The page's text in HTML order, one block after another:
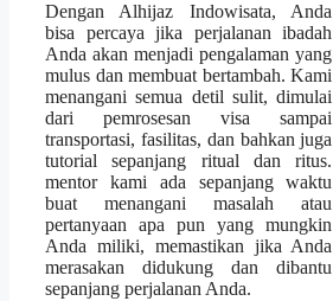
Dengan Alhijaz Indowisata, Anda
bisa percaya jika perjalanan ibadah
Anda akan menjadi pengalaman yang
mulus dan membuat bertambah. Kami
menangani semua detil sulit, dimulai
dari pemrosesan visa sampai
transportasi, fasilitas, dan bahkan juga
tutorial sepanjang ritual dan ritus.
mentor kami ada sepanjang waktu
buat menangani masalah atau
pertanyaan apa pun yang mungkin
Anda miliki, memastikan jika Anda
merasakan didukung dan dibantu
sepanjang perjalanan Anda.